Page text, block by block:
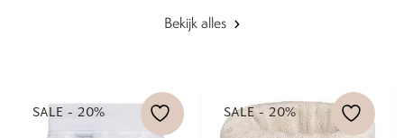
Bekijk alles
SALE - 20% SALE - 20%